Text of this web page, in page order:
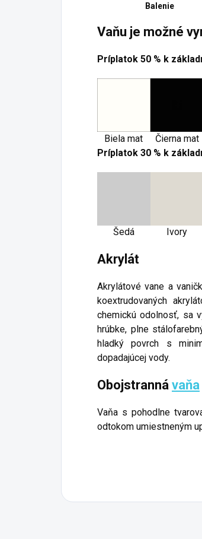
Balenie
Vaňu je možné
Príplatok 50 % k
Biela mat
Čierna mat
Príplatok 30 % k
Šedá Ivory
Akrylát
Akrylátové vane a
koextrudovaných
chemickú odolnosť, sa
hrúbke, plne
hladký povrch s
dopadajúcej vody.
Obojstranná vaňa
Vaňa s pohodlne
odtokom umiestneným